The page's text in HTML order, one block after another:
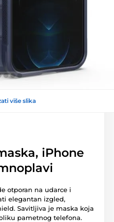
više slika
iPhone
otporan na udarce i
elegantan izgled,
Savitljiva je maska koja
pametnog telefona.